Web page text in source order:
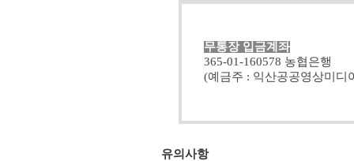
무통장 입금계좌
365-01-160578 농협은행
(예금주 : 익산공공영상미디
유의사항